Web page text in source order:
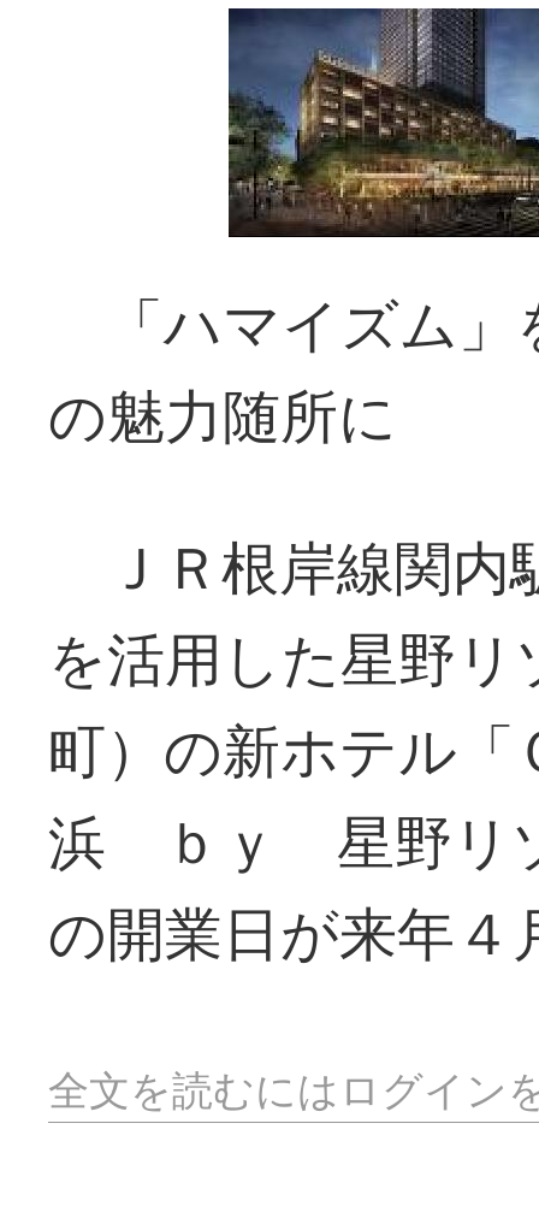
「ハマイズム
の魅力随所に
ＪＲ根岸線関内
を活用した星野
町）の新ホテル
浜 ｂｙ 星野リ
の開業日が来年
全文を読むにはログイン